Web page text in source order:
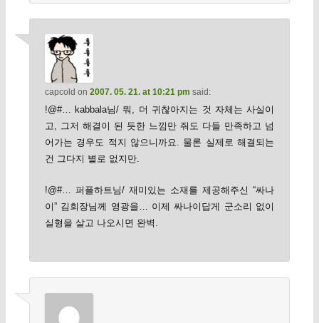
capcold on 2007. 05. 21. at 10:21 pm said:
!@#… kabbala님/ 뭐, 더 귀찮아지는 것 자체는 사실이
고, 그저 해결이 된 듯한 느낌만 줘도 다들 만족하고 넘
어가는 경우도 적지 않으니까요. 물론 실제로 해결되는
건 그다지 별로 없지만.
!@#… 퍼플하트님/ 재미있는 소재를 제공해주신 “싸나
이” 김회장님께 영광을… 이제 싸나이답게 군소리 없이
실형을 살고 나오시면 완벽.